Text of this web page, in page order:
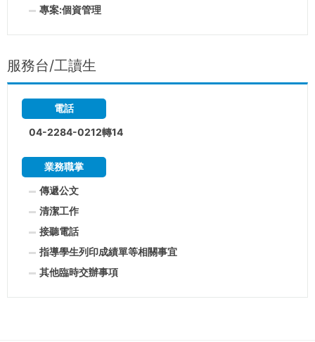
專案:個資管理
服務台/工讀生
電話
04-2284-0212轉14
業務職掌
傳遞公文
清潔工作
接聽電話
指導學生列印成績單等相關事宜
其他臨時交辦事項